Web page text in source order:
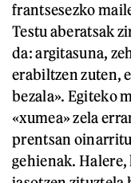
frantsesezko
Testu aberatsak
da: argitasuna,
erabiltzen zuten,
bezala». Egiteko
«xumea» zela
prentsan
gehienak.